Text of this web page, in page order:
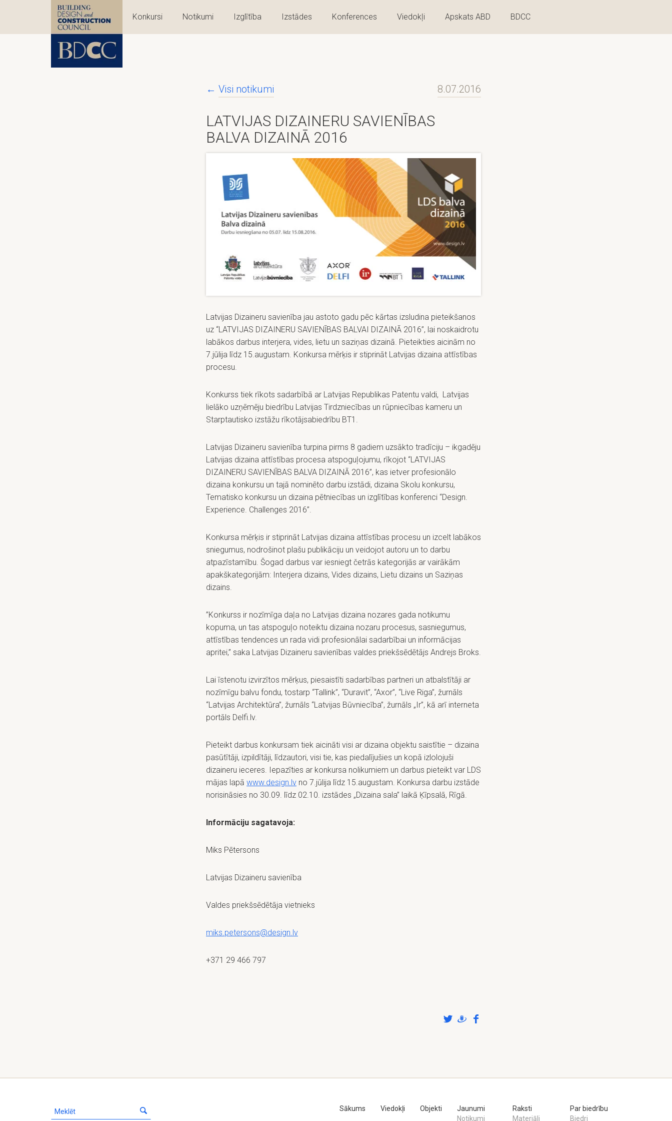
Konkursi Notikumi Izglītība Izstādes Konferences Viedokļi Apskats ABD BDCC
← Visi notikumi 8.07.2016
LATVIJAS DIZAINERU SAVIENĪBAS
BALVA DIZAINĀ 2016
Latvijas Dizaineru savienība jau astoto gadu pēc kārtas izsludina pieteikšanos
uz “LATVIJAS DIZAINERU SAVIENĪBAS BALVAI DIZAINĀ 2016”, lai noskaidrotu
labākos darbus interjera, vides, lietu un saziņas dizainā. Pieteikties aicinām no
7.jūlija līdz 15.augustam. Konkursa mērķis ir stiprināt Latvijas dizaina attīstības
procesu.
Konkurss tiek rīkots sadarbībā ar Latvijas Republikas Patentu valdi, Latvijas
lielāko uzņēmēju biedrību Latvijas Tirdzniecības un rūpniecības kameru un
Starptautisko izstāžu rīkotājsabiedrību BT1.
Latvijas Dizaineru savienība turpina pirms 8 gadiem uzsākto tradīciju – ikgadēju
Latvijas dizaina attīstības procesa atspoguļojumu, rīkojot “LATVIJAS
DIZAINERU SAVIENĪBAS BALVA DIZAINĀ 2016”, kas ietver profesionālo
dizaina konkursu un tajā nominēto darbu izstādi, dizaina Skolu konkursu,
Tematisko konkursu un dizaina pētniecības un izglītības konferenci “Design.
Experience. Challenges 2016”.
Konkursa mērķis ir stiprināt Latvijas dizaina attīstības procesu un izcelt labākos
sniegumus, nodrošinot plašu publikāciju un veidojot autoru un to darbu
atpazīstamību. Šogad darbus var iesniegt četrās kategorijās ar vairākām
apakškategorijām: Interjera dizains, Vides dizains, Lietu dizains un Saziņas
dizains.
”Konkurss ir nozīmīga daļa no Latvijas dizaina nozares gada notikumu
kopuma, un tas atspoguļo noteiktu dizaina nozaru procesus, sasniegumus,
attīstības tendences un rada vidi profesionālai sadarbībai un informācijas
apritei,” saka Latvijas Dizaineru savienības valdes priekšsēdētājs Andrejs Broks.
Lai īstenotu izvirzītos mērķus, piesaistīti sadarbības partneri un atbalstītāji ar
nozīmīgu balvu fondu, tostarp “Tallink”, “Duravit”, “Axor”, “Live Riga”, žurnāls
“Latvijas Architektūra”, žurnāls “Latvijas Būvniecība”, žurnāls „Ir”, kā arī interneta
portāls Delfi.lv.
Pieteikt darbus konkursam tiek aicināti visi ar dizaina objektu saistītie – dizaina
pasūtītāji, izpildītāji, līdzautori, visi tie, kas piedalījušies un kopā izlolojuši
dizaineru ieceres. Iepazīties ar konkursa nolikumiem un darbus pieteikt var LDS
mājas lapā www.design.lv no 7.jūlija līdz 15.augustam. Konkursa darbu izstāde
norisināsies no 30.09. līdz 02.10. izstādes „Dizaina sala” laikā Ķīpsalā, Rīgā.
Informāciju sagatavoja:
Miks Pētersons
Latvijas Dizaineru savienība
Valdes priekšsēdētāja vietnieks
miks.petersons@design.lv
+371 29 466 797
Sākums Viedokļi Objekti
Jaunumi
Notikumi
Raksti
Materiāli
Par biedrību
Biedri